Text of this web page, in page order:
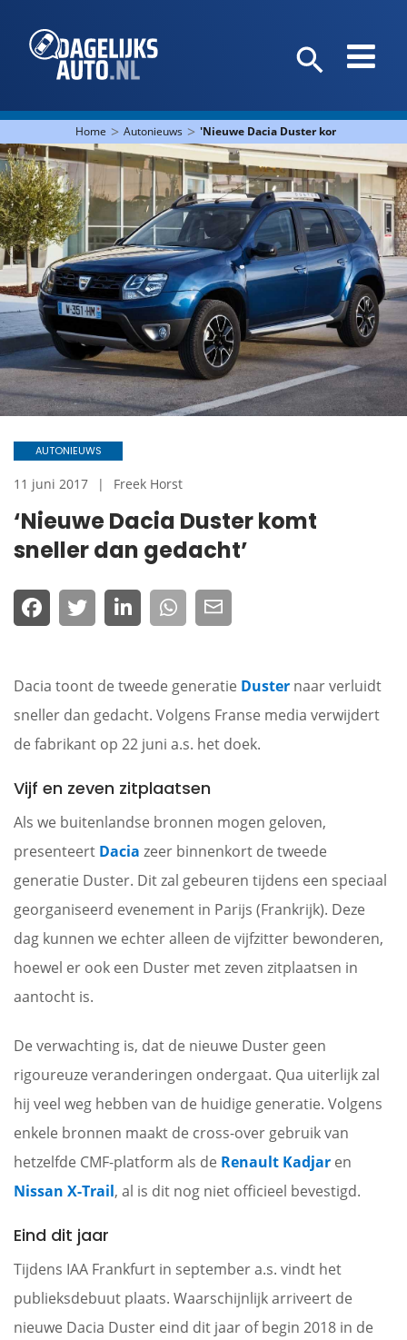
Home > Autonieuws > 'Nieuwe Dacia Duster komt sneller
‘Nieuwe Dacia Duster komt
sneller dan gedacht’
AUTONIEUWS
11 juni 2017 Freek Horst
Dacia toont de tweede generatie Duster naar verluidt
sneller dan gedacht. Volgens Franse media verwijdert
de fabrikant op 22 juni a.s. het doek.
Vijf en zeven zitplaatsen
Als we buitenlandse bronnen mogen geloven,
presenteert Dacia zeer binnenkort de tweede
generatie Duster. Dit zal gebeuren tijdens een speciaal
georganiseerd evenement in Parijs (Frankrijk). Deze
dag kunnen we echter alleen de vijfzitter bewonderen,
hoewel er ook een Duster met zeven zitplaatsen in
aantocht is.
De verwachting is, dat de nieuwe Duster geen
rigoureuze veranderingen ondergaat. Qua uiterlijk zal
hij veel weg hebben van de huidige generatie. Volgens
enkele bronnen maakt de cross-over gebruik van
hetzelfde CMF-platform als de Renault Kadjar en
Nissan X-Trail, al is dit nog niet officieel bevestigd.
Eind dit jaar
Tijdens IAA Frankfurt in september a.s. vindt het
publieksdebuut plaats. Waarschijnlijk arriveert de
nieuwe Dacia Duster eind dit jaar of begin 2018 in de